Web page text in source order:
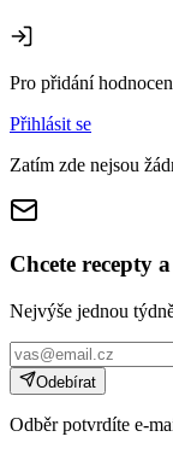
Pro přidání
Přihlásit se
Zatím zde nejsou
Chcete recepty
Nejvýše jednou
Odebírat
Odběr potvrdíte e-